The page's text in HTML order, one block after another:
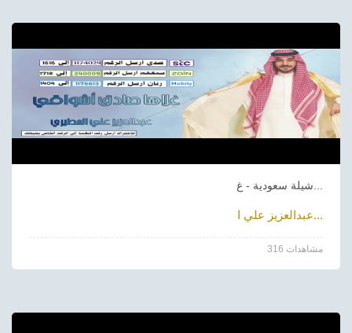
عبدالعزيز علي ا...
316 مشاهدات